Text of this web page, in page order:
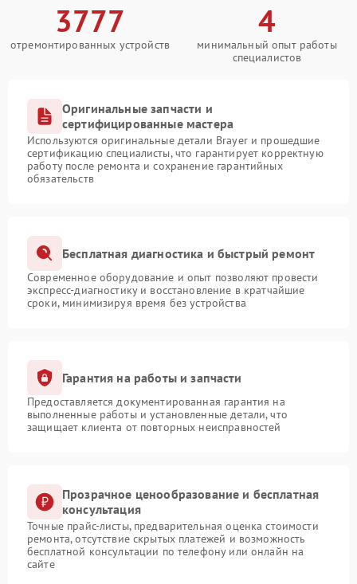
3777
отремонтированных устройств
4
минимальный опыт работы
специалистов
Оригинальные запчасти и
сертифицированные мастера
Используются оригинальные детали Brayer и прошедшие
сертификацию специалисты, что гарантирует корректную
работу после ремонта и сохранение гарантийных
обязательств
Бесплатная диагностика и быстрый ремонт
Современное оборудование и опыт позволяют провести
экспресс-диагностику и восстановление в кратчайшие
сроки, минимизируя время без устройства
Гарантия на работы и запчасти
Предоставляется документированная гарантия на
выполненные работы и установленные детали, что
защищает клиента от повторных неисправностей
Прозрачное ценообразование и бесплатная
консультация
Точные прайс-листы, предварительная оценка стоимости
ремонта, отсутствие скрытых платежей и возможность
бесплатной консультации по телефону или онлайн на
сайте